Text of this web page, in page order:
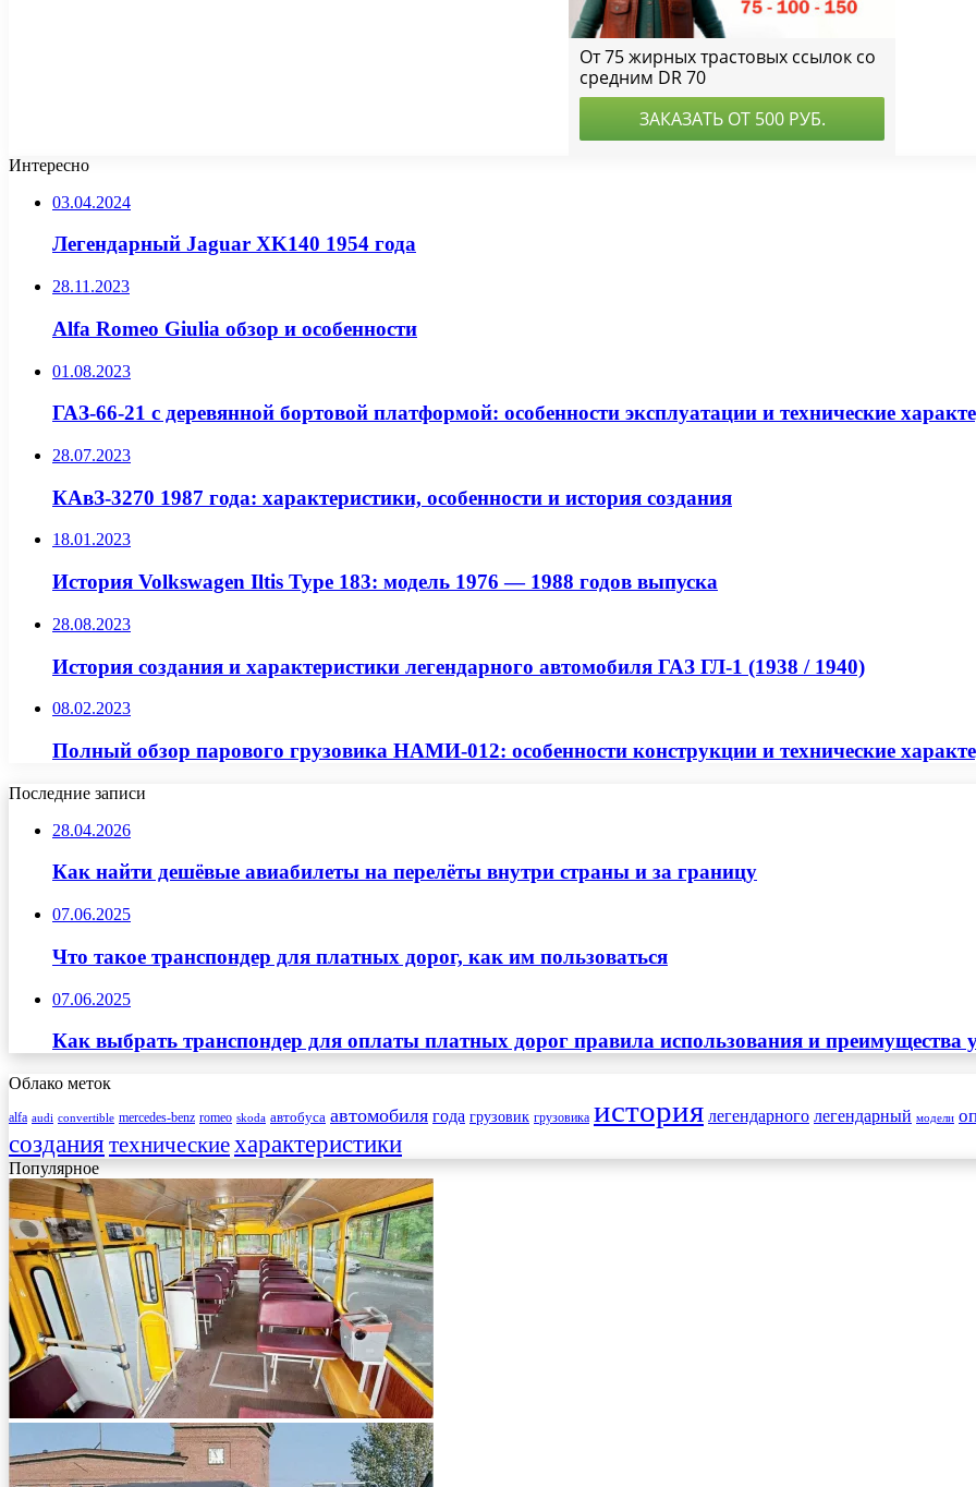
Интересно
03.04.2024
Легендарный Jaguar XK140 1954 года
28.11.2023
Alfa Romeo Giulia обзор и особенности
01.08.2023
ГАЗ-66-21 с деревянной бортовой платформой: особенности эксплуатации и технические
28.07.2023
КАвЗ-3270 1987 года: характеристики, особенности и история создания
18.01.2023
История Volkswagen Iltis Type 183: модель 1976 — 1988 годов выпуска
28.08.2023
История создания и характеристики легендарного автомобиля ГАЗ ГЛ-1 (1938 / 1940)
08.02.2023
Полный обзор парового грузовика НАМИ-012: особенности конструкции и технические
Последние записи
28.04.2026
Как найти дешёвые авиабилеты на перелёты внутри страны и за границу
07.06.2025
Что такое транспондер для платных дорог, как им пользоваться
07.06.2025
Как выбрать транспондер для оплаты платных дорог правила использования и преимущества
Облако меток
alfa audi convertible mercedes-benz romeo skoda автобуса автомобиля года грузовик грузовика история легендарного легендарный модели
создания техническиехарактеристики
Популярное